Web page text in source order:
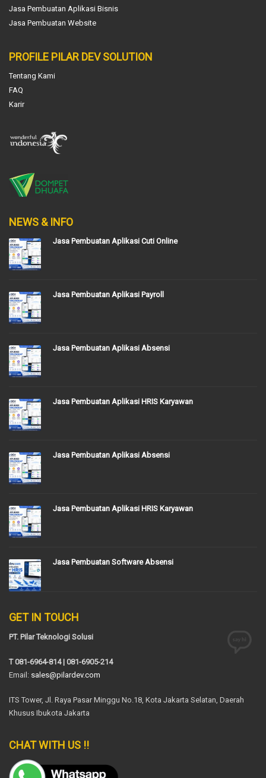
Jasa Pembuatan Aplikasi Bisnis
Jasa Pembuatan Website
PROFILE PILAR DEV SOLUTION
Tentang Kami
FAQ
Karir
NEWS & INFO
Jasa Pembuatan Aplikasi Cuti Online
Jasa Pembuatan Aplikasi Payroll
Jasa Pembuatan Aplikasi Absensi
Jasa Pembuatan Aplikasi HRIS Karyawan
Jasa Pembuatan Aplikasi Absensi
Jasa Pembuatan Aplikasi HRIS Karyawan
Jasa Pembuatan Software Absensi
GET IN TOUCH
PT. Pilar Teknologi Solusi
T 081-6964-814 | 081-6905-214
Email: sales@pilardev.com
ITS Tower, Jl. Raya Pasar Minggu No.18, Kota Jakarta Selatan, Daerah
Khusus Ibukota Jakarta
CHAT WITH US !!